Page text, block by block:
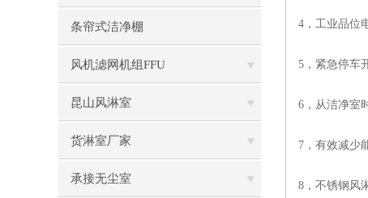
条帘式洁净棚
风机滤网机组FFU
昆山风淋室
货淋室厂家
承接无尘室
4，工业品位
5，紧急停车
6，从洁净室
7，有效减少
8， 不锈钢风